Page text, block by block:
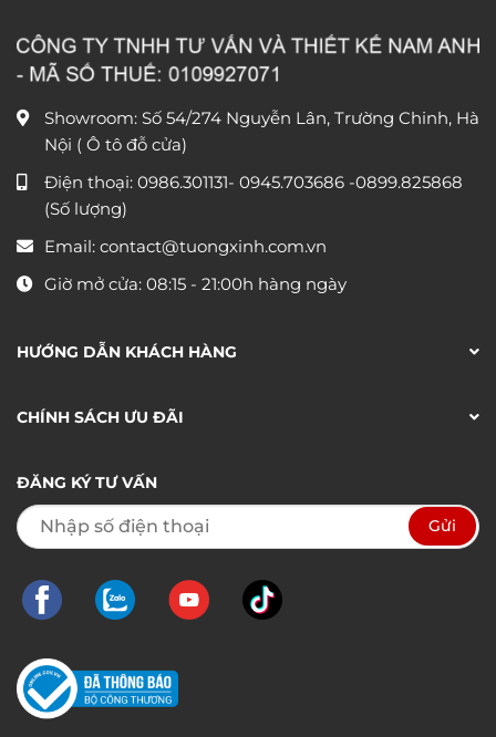
Showroom: Số 54/274 Nguyễn Lân, Trường Chinh, Hà
Nội ( Ô tô đỗ cửa)
Điện thoại: 0986.301131- 0945.703686 -0899.825868
(Số lượng)
Email: contact@tuongxinh.com.vn
Giờ mở cửa: 08:15 - 21:00h hàng ngày
HƯỚNG DẪN KHÁCH HÀNG
CHÍNH SÁCH ƯU ĐÃI
ĐĂNG KÝ TƯ VẤN